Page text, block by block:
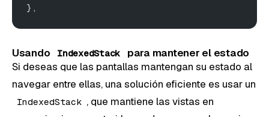
},
Usando IndexedStack
para mantener el estado
Si deseas que las pantallas mantengan su estado al
navegar entre ellas, una solución eficiente es usar un
IndexedStack , que mantiene las vistas en